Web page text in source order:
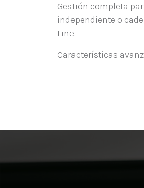
Gestión completa
independiente o
Line.
Características